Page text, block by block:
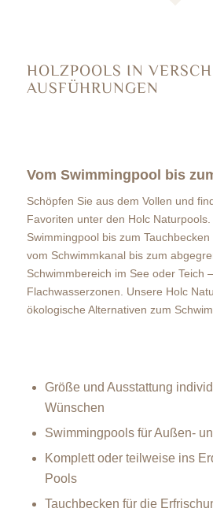
HOLZPOOLS IN
AUSFÜHRUNGEN
Vom Swimmingpool bis
Schöpfen Sie aus dem Vollen und
Favoriten unter den Holc
Swimmingpool bis zum
vom Schwimmkanal bis zum
Schwimmbereich im See oder Teich
Flachwasserzonen. Unsere Holc
ökologische Alternativen zum
Größe und Ausstattung
Wünschen
Swimmingpools für Außen-
Komplett oder teilweise ins
Pools
Tauchbecken für die